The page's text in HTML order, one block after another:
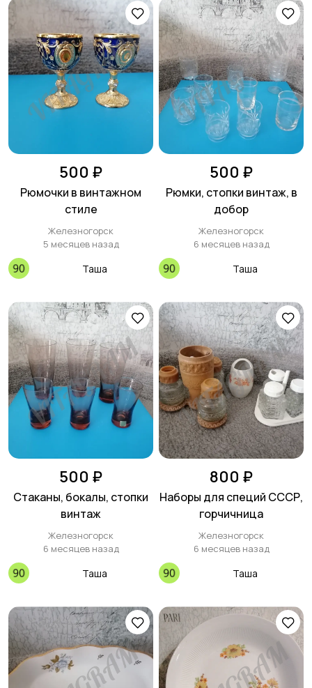
500 ₽
Рюмочки в винтажном
стиле
Железногорск
5 месяцев назад
Таша
500 ₽
Рюмки, стопки винтаж, в
добор
Железногорск
6 месяцев назад
Таша
500 ₽
Стаканы, бокалы, стопки
винтаж
Железногорск
6 месяцев назад
Таша
800 ₽
Наборы для специй СССР,
горчичница
Железногорск
6 месяцев назад
Таша